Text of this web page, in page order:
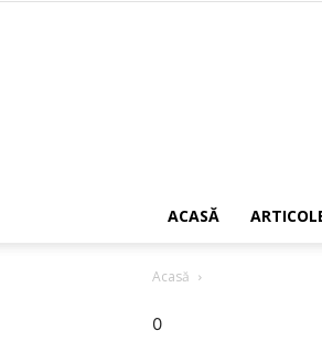
ACASĂ
Acasă
0